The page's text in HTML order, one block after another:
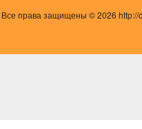
Все права защищены © 2026 http://